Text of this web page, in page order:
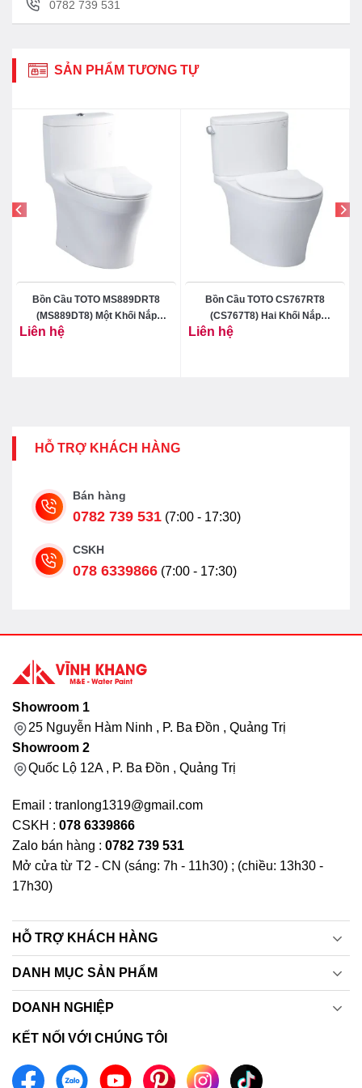
0782 739 531
SẢN PHẨM TƯƠNG TỰ
Bồn Cầu TOTO MS889DRT8
(MS889DT8) Một Khối Nắp
Liên hệ
Bồn Cầu TOTO CS767RT8
(CS767T8) Hai Khối Nắp
Liên hệ
HỖ TRỢ KHÁCH HÀNG
Bán hàng
0782 739 531 (7:00 - 17:30)
CSKH
078 6339866 (7:00 - 17:30)
Showroom 1
25 Nguyễn Hàm Ninh , P. Ba Đồn , Quảng Trị
Showroom 2
Quốc Lộ 12A , P. Ba Đồn , Quảng Trị
Email : tranlong1319@gmail.com
CSKH : 078 6339866
Zalo bán hàng : 0782 739 531
Mở cửa từ T2 - CN (sáng: 7h - 11h30) ; (chiều: 13h30 -
17h30)
HỖ TRỢ KHÁCH HÀNG
DANH MỤC SẢN PHẨM
DOANH NGHIỆP
KẾT NỐI VỚI CHÚNG TÔI